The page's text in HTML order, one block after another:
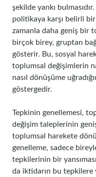
şekilde yankı
politikaya karşı belirli
zamanla daha geniş bir
birçok birey, gruptan
gösterir. Bu, sosyal
toplumsal değişimlerin
nasıl dönüşüme
göstergedir.
Tepkinin genellemesi,
değişim taleplerinin
toplumsal harekete
genelleme, sadece
tepkilerinin bir
da iktidarın bu tepkilere